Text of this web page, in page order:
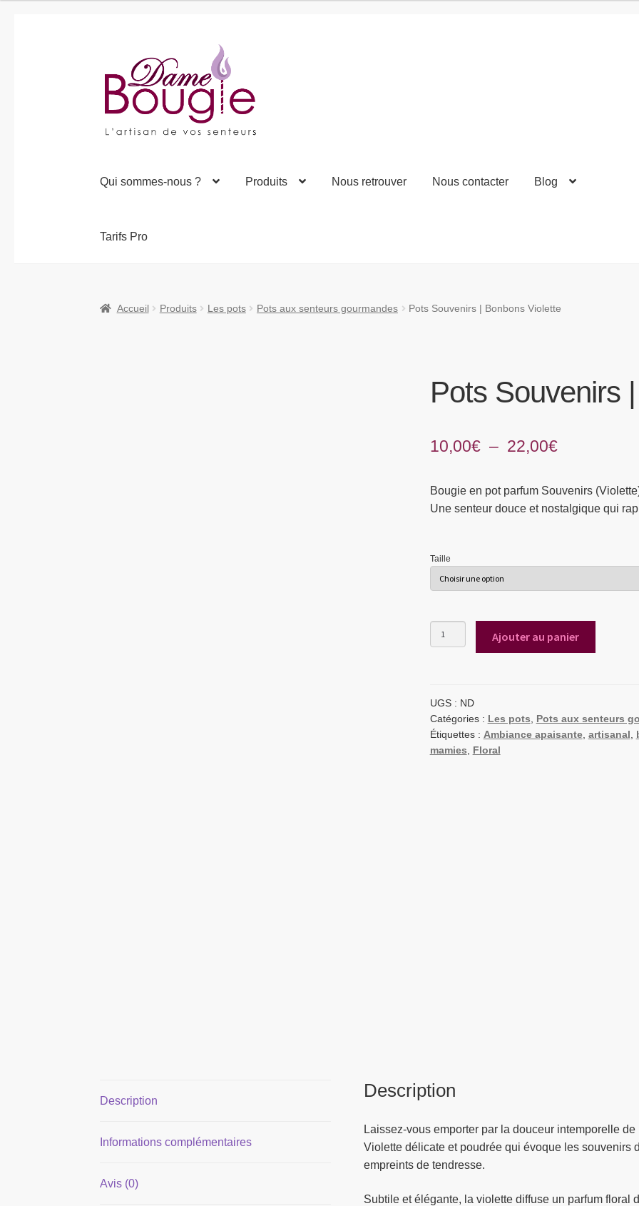
la
navigation
contenu
Qui sommes-nous ? Produits Nous retrouver Nous contacter Blog
Tarifs Pro
Accueil Produits Les pots Pots aux senteurs gourmandes Pots Souvenirs | Bonbons Violette
Pots Souvenirs
10,00€ – 22,00€Plage
prix :
Bougie en pot parfum Souvenirs
Une senteur douce et nostalgique qui
Taille
quantité
Violette
Ajouter au panier
UGS : ND
Catégories : Les pots
Pots aux senteurs
Étiquettes : Ambiance apaisante, artisanal
mamies
Floral
Description
Informations complémentaires
Avis (0)
Description
Laissez-vous emporter par la douceur intemporelle
Violette délicate et poudrée qui évoque les souvenirs
empreints de tendresse.
Subtile et élégante, la violette diffuse un parfum floral
10,00€